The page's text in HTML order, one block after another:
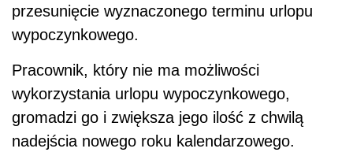
przesunięcie wyznaczonego terminu urlopu
wypoczynkowego.
Pracownik, który nie ma możliwości
wykorzystania urlopu wypoczynkowego,
gromadzi go i zwiększa jego ilość z chwilą
nadejścia nowego roku kalendarzowego.